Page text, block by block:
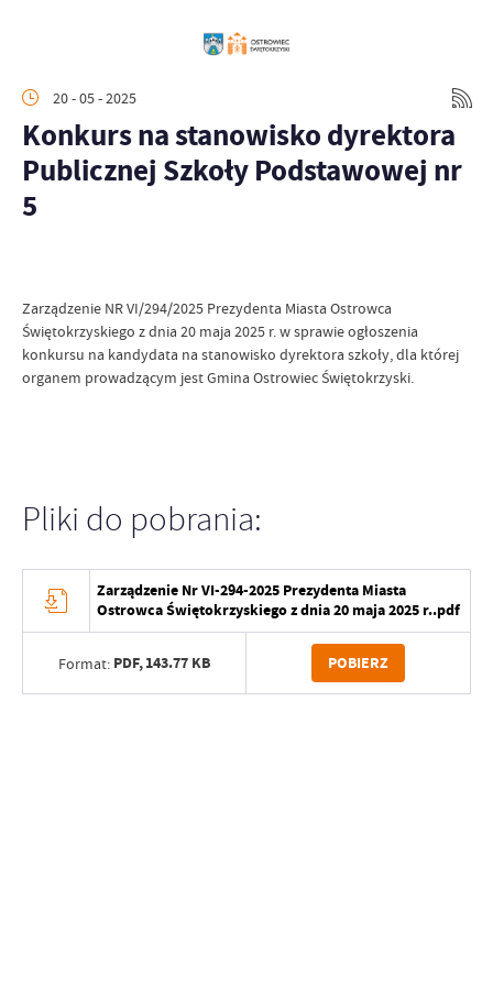
20 - 05 - 2025
Konkurs na stanowisko dyrektora
Publicznej Szkoły Podstawowej nr
5
Zarządzenie NR VI/294/2025 Prezydenta Miasta Ostrowca
Świętokrzyskiego z dnia 20 maja 2025 r. w sprawie ogłoszenia
konkursu na kandydata na stanowisko dyrektora szkoły, dla której
organem prowadzącym jest Gmina Ostrowiec Świętokrzyski.
Pliki do pobrania:
Zarządzenie Nr VI-294-2025 Prezydenta Miasta
Ostrowca Świętokrzyskiego z dnia 20 maja 2025 r..pdf
Format: PDF,143.77 KB POBIERZ